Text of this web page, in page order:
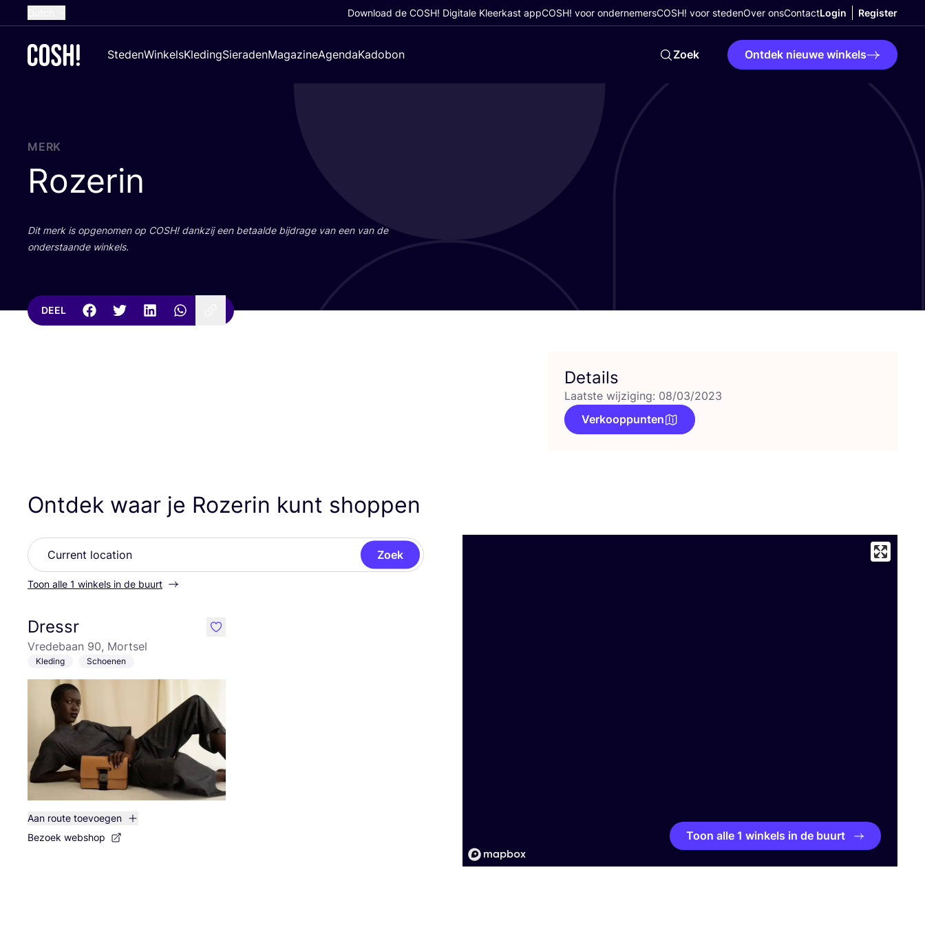
French
Croatian
Download de COSH! Digitale Kleerkast appCOSH! voor ondernemersCOSH! voor stedenOver onsContactLogin Register
StedenWinkelsKledingSieradenMagazineAgendaKadobon Zoek Ontdek nieuwe winkels
MERK
Rozerin
Dit merk is opge­no­men op COSH! dank­zij een betaal­de bij­dra­ge van een van de
onder­staan­de winkels.
DEEL
Details
Laatste wijziging: 08/03/2023
Verkooppunten
Ontdek waar je Rozerin kunt shoppen
Zoek
Toon alle 1 winkels in de buurt
Dressr
Vredebaan 90, Mortsel
Kleding Schoenen
Aan route toevoegen
Bezoek webshop
like
Toon alle 1 winkels in de buurt